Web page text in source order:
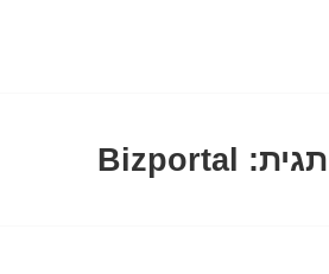
תגית: Bizportal